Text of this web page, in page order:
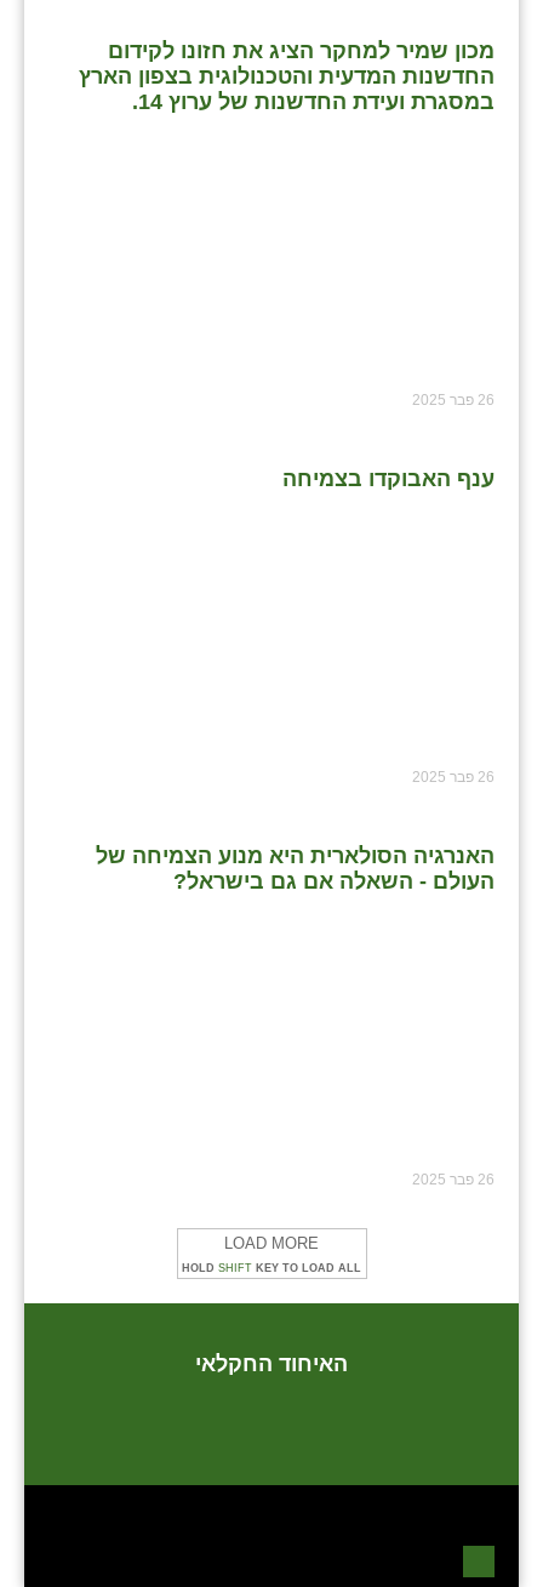
מכון שמיר למחקר הציג את חזונו לקידום
החדשנות המדעית והטכנולוגית בצפון הארץ
במסגרת ועידת החדשנות של ערוץ 14.
26 פבר 2025
ענף האבוקדו בצמיחה
26 פבר 2025
האנרגיה הסולארית היא מנוע הצמיחה של
העולם - השאלה אם גם בישראל?
26 פבר 2025
LOAD MORE
HOLD SHIFT KEY TO LOAD ALL
האיחוד החקלאי